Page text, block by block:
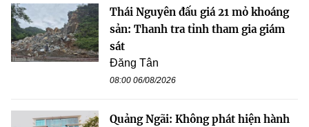
Thái Nguyên đấu giá 21 mỏ khoáng
sản: Thanh tra tỉnh tham gia giám
sát
Đăng Tân
08:00 06/08/2026
Quảng Ngãi: Không phát hiện hành